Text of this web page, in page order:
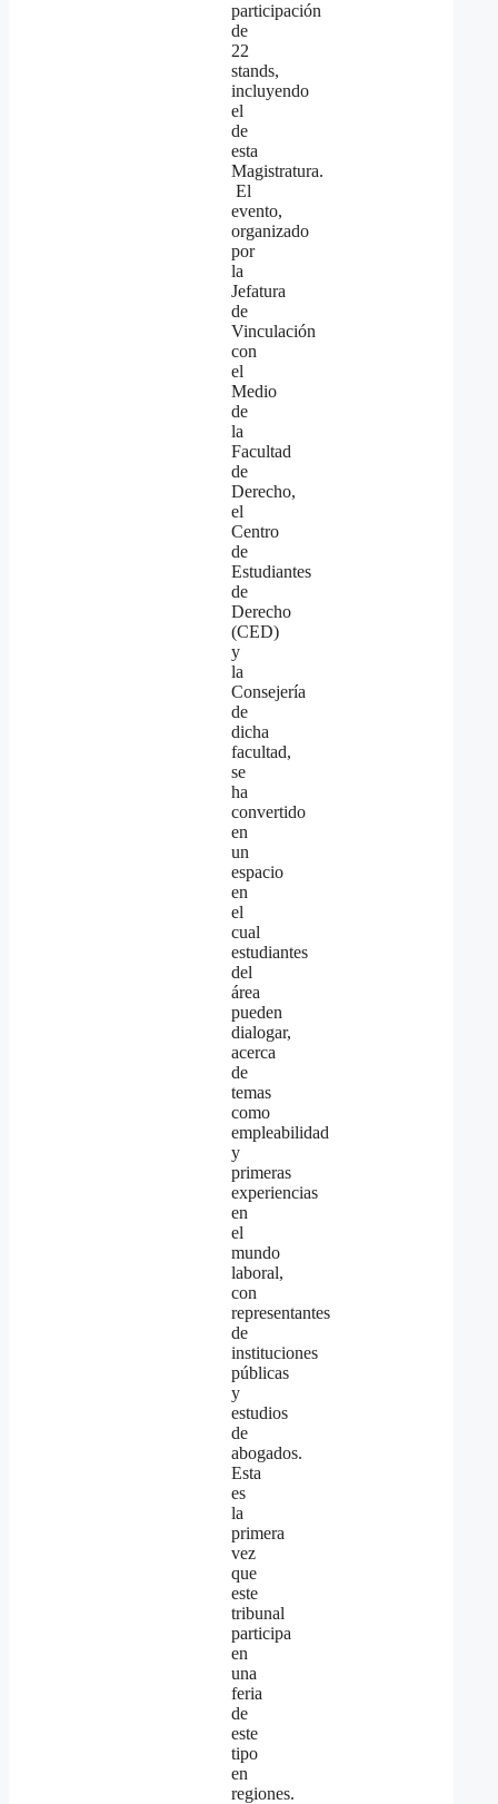
participación
de
22
stands,
incluyendo
el
de
esta
Magistratura.
El
evento,
organizado
por
la
Jefatura
de
Vinculación
con
el
Medio
de
la
Facultad
de
Derecho,
el
Centro
de
Estudiantes
de
Derecho
(CED)
y
la
Consejería
de
dicha
facultad,
se
ha
convertido
en
un
espacio
en
el
cual
estudiantes
del
área
pueden
dialogar,
acerca
de
temas
como
empleabilidad
y
primeras
experiencias
en
el
mundo
laboral,
con
representantes
de
instituciones
públicas
y
estudios
de
abogados.
Esta
es
la
primera
vez
que
este
tribunal
participa
en
una
feria
de
este
tipo
en
regiones.